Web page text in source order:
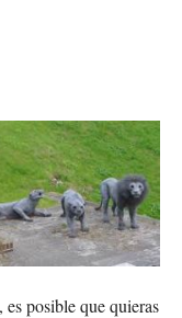
posible que quieras